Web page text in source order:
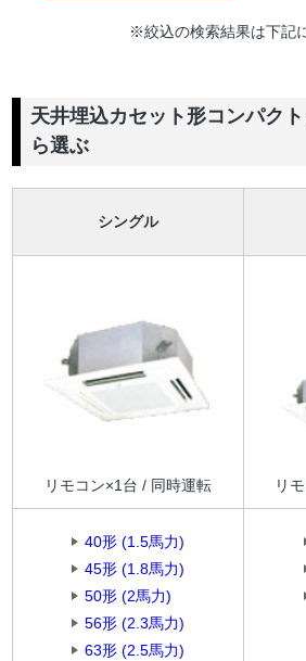
※絞込の検索結果は下記
天井埋込カセット形コンパク
ら選ぶ
シングル
リモコン×1台 / 同時運転
40形 (1.5馬力)
45形 (1.8馬力)
50形 (2馬力)
56形 (2.3馬力)
63形 (2.5馬力)
リ